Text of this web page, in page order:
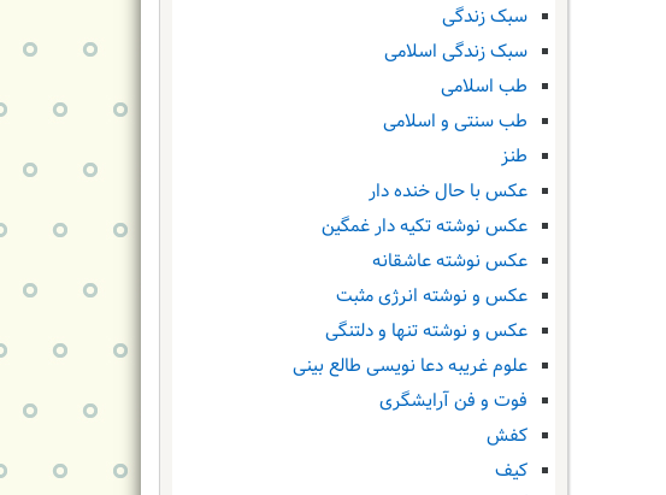
سبک زندگی
سبک زندگی اسلامی
طب اسلامی
طب سنتی و اسلامی
طنز
عکس با حال خنده دار
عکس نوشته تکیه دار غمگین
عکس نوشته عاشقانه
عکس و نوشته انرژی مثبت
عکس و نوشته تنها و دلتنگی
علوم غریبه دعا نویسی طالع بینی
فوت و فن آرایشگری
کفش
کیف